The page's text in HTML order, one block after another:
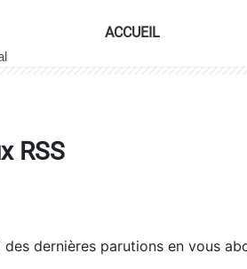
ACCUEIL
RSS
dernières parutions en vous